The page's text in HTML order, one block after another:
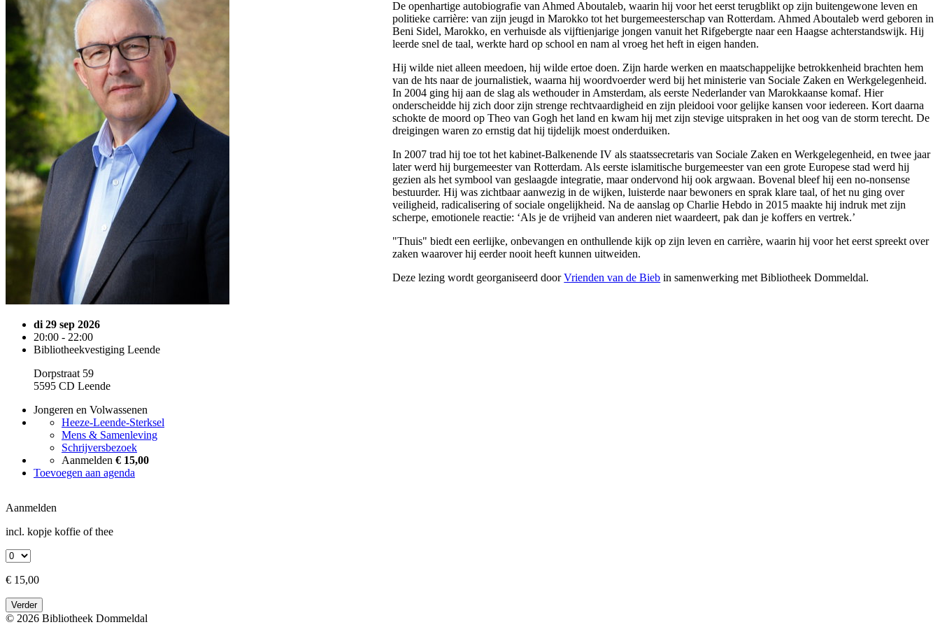
di 29 sep 2026
20:00 - 22:00
Bibliotheekvestiging Leende
Dorpstraat 59
5595 CD Leende
Jongeren en Volwassenen
Heeze-Leende-Sterksel
Mens & Samenleving
Schrijversbezoek
Aanmelden € 15,00
Toevoegen aan agenda
De openhartige autobiografie van Ahmed Aboutaleb, waarin hij voor het eerst terugblikt op zijn buitengewone leven en
politieke carrière: van zijn jeugd in Marokko tot het burgemeesterschap van Rotterdam. Ahmed Aboutaleb werd geboren in
Beni Sidel, Marokko, en verhuisde als vijftienjarige jongen vanuit het Rifgebergte naar een Haagse achterstandswijk. Hij
leerde snel de taal, werkte hard op school en nam al vroeg het heft in eigen handen.
Hij wilde niet alleen meedoen, hij wilde ertoe doen. Zijn harde werken en maatschappelijke betrokkenheid brachten hem
van de hts naar de journalistiek, waarna hij woordvoerder werd bij het ministerie van Sociale Zaken en Werkgelegenheid.
In 2004 ging hij aan de slag als wethouder in Amsterdam, als eerste Nederlander van Marokkaanse komaf. Hier
onderscheidde hij zich door zijn strenge rechtvaardigheid en zijn pleidooi voor gelijke kansen voor iedereen. Kort daarna
schokte de moord op Theo van Gogh het land en kwam hij met zijn stevige uitspraken in het oog van de storm terecht. De
dreigingen waren zo ernstig dat hij tijdelijk moest onderduiken.
In 2007 trad hij toe tot het kabinet-Balkenende IV als staatssecretaris van Sociale Zaken en Werkgelegenheid, en twee jaar
later werd hij burgemeester van Rotterdam. Als eerste islamitische burgemeester van een grote Europese stad werd hij
gezien als het symbool van geslaagde integratie, maar ondervond hij ook argwaan. Bovenal bleef hij een no-nonsense
bestuurder. Hij was zichtbaar aanwezig in de wijken, luisterde naar bewoners en sprak klare taal, of het nu ging over
veiligheid, radicalisering of sociale ongelijkheid. Na de aanslag op Charlie Hebdo in 2015 maakte hij indruk met zijn
scherpe, emotionele reactie: ‘Als je de vrijheid van anderen niet waardeert, pak dan je koffers en vertrek.’
"Thuis" biedt een eerlijke, onbevangen en onthullende kijk op zijn leven en carrière, waarin hij voor het eerst spreekt over
zaken waarover hij eerder nooit heeft kunnen uitweiden.
Deze lezing wordt georganiseerd doorVrienden van de Bieb in samenwerking met Bibliotheek Dommeldal.
Aanmelden
incl. kopje koffie of thee
€ 15,00
Verder
© 2026 Bibliotheek Dommeldal